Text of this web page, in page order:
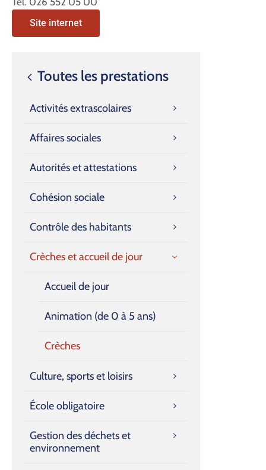
Site internet
Toutes les prestations
Activités extrascolaires
Affaires sociales
Autorités et attestations
Cohésion sociale
Contrôle des habitants
Crèches et accueil de jour
Accueil de jour
Animation (de 0 à 5 ans)
Crèches
Culture, sports et loisirs
École obligatoire
Gestion des déchets et
environnement